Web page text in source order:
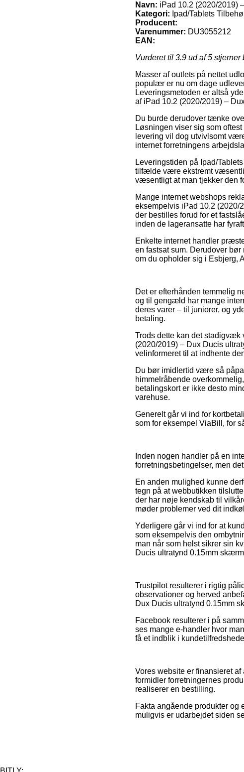
Navn: iPad 10.2 (2020/2019)
Kategori: Ipad/Tablets
Producent:
Varenummer: DU3055212
EAN:
Vurderet til 3.9 ud af 5 stjerner
Masser af outlets på nettet
populær er nu om dage
Leveringsmetoden er altså
af iPad 10.2 (2020/2019) –
Du burde derudover tænke
Løsningen viser sig som
levering vil dog utvivlsomt
internet forretningens
Leveringstiden på Ipad/
tilfælde være ekstremt
væsentligt at man tjekker den
Mange internet webshops
eksempelvis iPad 10.2 (2020/
der bestilles forud for et
inden de lageransatte har
Enkelte internet handler
en fastsat sum. Derudover
om du opholder sig i Esbjerg,
Det er efterhånden temmelig
og til gengæld har mange
deres varer – til juniorer, og
betaling.
Trods dette kan det stadigvæk
(2020/2019) – Dux Ducis
velinformeret til at indhente
Du bør imidlertid være så
himmelråbende
betalingskort er ikke desto
varehuse.
Generelt går vi ind for
som for eksempel ViaBill, for
Inden nogen handler på en
forretningsbetingelser, men
En anden mulighed kunne
tegn på at webbutikken
der har nøje kendskab til
møder problemer ved dit
Yderligere går vi ind for at
som eksempelvis den
man når som helst sikrer sin
Ducis ultratynd 0.15mm
Trustpilot resulterer i rigtig
observationer og herved
Dux Ducis ultratynd 0.15mm
Facebook resulterer i på
ses mange e-handler hvor
få et indblik i
Vores website er finansieret
formidler forretningernes
realiserer en bestilling.
Fakta angående produkter og
muligvis er udarbejdet siden